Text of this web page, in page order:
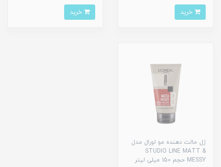
ژل حالت دهنده مو لورال مدل
STUDIO LINE MATT &
MESSY حجم 150 میلی لیتر